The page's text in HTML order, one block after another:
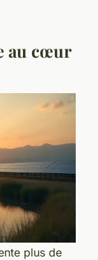
au cœur
plus de